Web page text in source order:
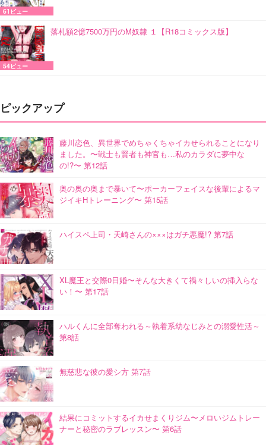
61ビュー
落札額2億7500万円のM奴隷 １【R18コミックス版】
54ビュー
ピックアップ
藤川恋色、異世界でめちゃくちゃイカせられることになり
ました。〜戦士も賢者も神官も…私のカラダに夢中な
の!?〜 第12話
奥の奥の奥まで暴いて〜ポーカーフェイスな後輩によるマ
ジイキHトレーニング〜 第15話
ハイスペ上司・天崎さんの×××はガチ悪魔!? 第7話
XL魔王と交際0日婚〜そんな大きくて禍々しいの挿入らな
い！〜 第17話
ハルくんに全部奪われる～執着系幼なじみとの溺愛性活～
第8話
無慈悲な彼の愛シ方 第7話
結果にコミットするイカせまくりジム〜メロいジムトレー
ナーと秘密のラブレッスン〜 第6話